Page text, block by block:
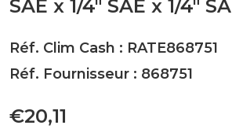
SAE x 1/4" SAE x 1/4"
Réf. Clim Cash : RATE868751
Réf. Fournisseur : 868751
€20,11